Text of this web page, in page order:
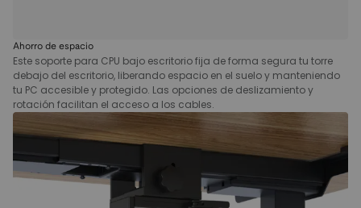
Ahorro de espacio
Este soporte para CPU bajo escritorio fija de forma segura tu torre
debajo del escritorio, liberando espacio en el suelo y manteniendo
tu PC accesible y protegido. Las opciones de deslizamiento y
rotación facilitan el acceso a los cables.